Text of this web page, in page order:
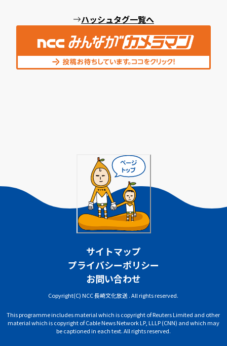
ハッシュタグ一覧へ
サイトマップ
プライバシーポリシー
お問い合わせ
Copyright(C) NCC 長崎文化放送 . All rights reserved.
This programme includes material which is copyright of Reuters Limited and other
material which is copyright of Cable News Network LP, LLLP (CNN) and which may
be captioned in each text. All rights reserved.